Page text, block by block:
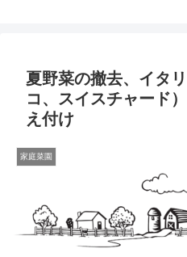
夏野菜の撤去、イタ
コ、スイスチャード
え付け
家庭菜園